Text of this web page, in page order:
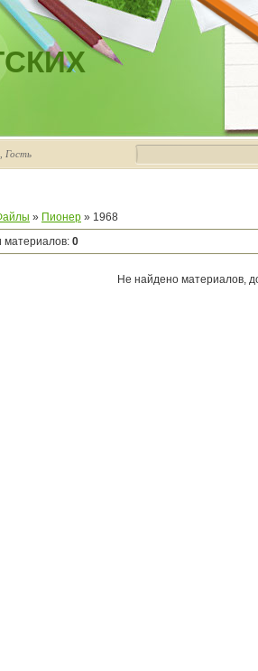
Гость
» Пионер » 1968
материалов: 0
Не найдено материалов,